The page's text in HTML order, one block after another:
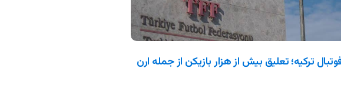
ترکیه؛ تعلیق بیش از هزار بازیکن از جمله ارن